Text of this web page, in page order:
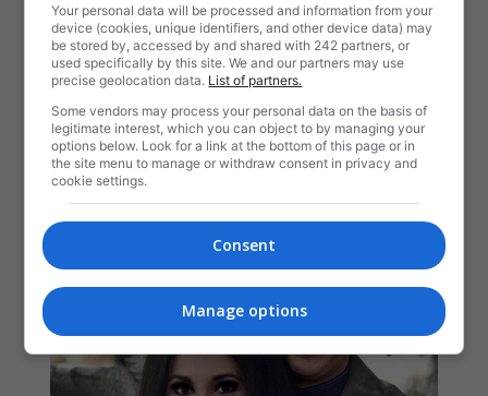
Your personal data will be processed and information from your
device (cookies, unique identifiers, and other device data) may
be stored by, accessed by and shared with 242 partners, or
used specifically by this site. We and our partners may use
precise geolocation data. List of partners.
Some vendors may process your personal data on the basis of
legitimate interest, which you can object to by managing your
options below. Look for a link at the bottom of this page or in
the site menu to manage or withdraw consent in privacy and
cookie settings.
Consent
Manage options